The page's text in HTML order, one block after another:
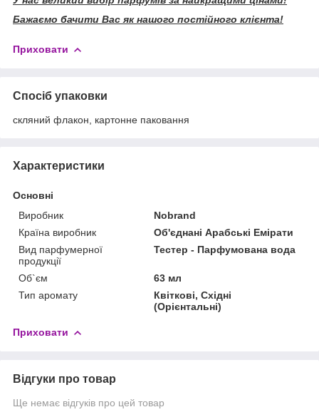
Бажаємо бачити Вас як нашого постійного клієнта!
Приховати
Спосіб упаковки
скляний флакон, картонне паковання
Характеристики
Основні
Виробник
Nobrand
Країна виробник
Об'єднані Арабські Емірати
Вид парфумерної
продукції
Тестер - Парфумована вода
Об`єм
63 мл
Тип аромату
Квіткові, Східні
(Орієнтальні)
Приховати
Відгуки про товар
Ще немає відгуків про цей товар